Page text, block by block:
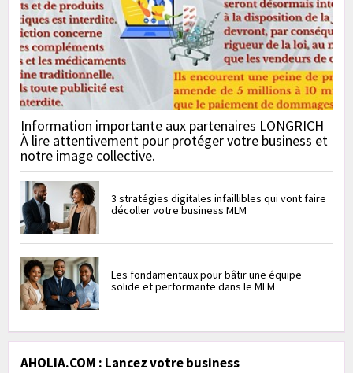
Information importante aux partenaires LONGRICH
À lire attentivement pour protéger votre business et
notre image collective.
3 stratégies digitales infaillibles qui vont faire
décoller votre business MLM
Les fondamentaux pour bâtir une équipe
solide et performante dans le MLM
AHOLIA.COM : Lancez votre business